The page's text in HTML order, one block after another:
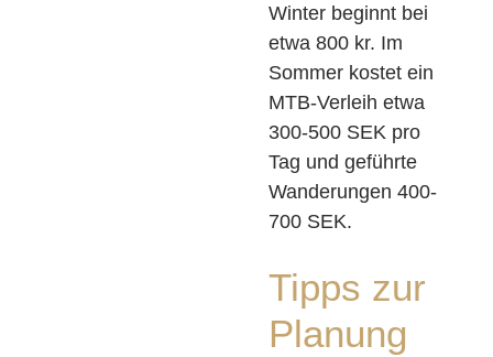
Winter beginnt bei
etwa 800 kr. Im
Sommer kostet ein
MTB-Verleih etwa
300-500 SEK pro
Tag und geführte
Wanderungen 400-
700 SEK.
Tipps zur
Planung